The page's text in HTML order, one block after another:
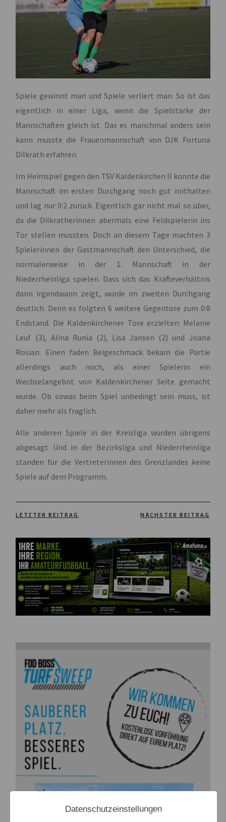
Spiele gewinnt man und Spiele verliert man. So ist das
eigentlich in einer Liga, wenn die Spielstärke der
Mannschaften gleich ist. Das es manchmal anders sein
kann musste die Frauenmannschaft von DJK Fortuna
Dilkrath erfahren.
Im Heimspiel gegen den TSV Kaldenkirchen II konnte die
Mannschaft im ersten Durchgang noch gut mithalten
und lag nur 0:2 zurück. Eigentlich gar nicht mal so über,
da die Dilkratherinnen abermals eine Feldspielerin ins
Tor stellen mussten. Doch an diesem Tage machten 3
Spielerinnen der Gastmannschaft den Unterschied, die
normalerweise in der 1. Mannschaft in der
Niederrheinliga spielen. Dass sich das Kräfteverhältnis
dann irgendwann zeigt, wurde im zweiten Durchgang
deutlich. Denn es folgten 6 weitere Gegentore zum 0:8
Endstand. Die Kaldenkirchener Tore erzielten: Melanie
Leuf (3), Alina Runia (2), Lisa Jansen (2) und Joana
Rosian. Einen faden Beigeschmack bekam die Partie
allerdings auch noch, als einer Spielerin ein
Wechselangebot von Kaldenkirchener Seite gemacht
wurde. Ob sowas beim Spiel unbedingt sein muss, ist
daher mehr als fraglich.
Alle anderen Spiele in der Kreisliga wurden übrigens
abgesagt Und in der Bezirksliga und Niederrheinliga
standen für die Vertreterinnen des Grenzlandes keine
Spiele auf dem Programm.
LETZTER BEITRAG NÄCHSTER BEITRAG
Datenschutzeinstellungen